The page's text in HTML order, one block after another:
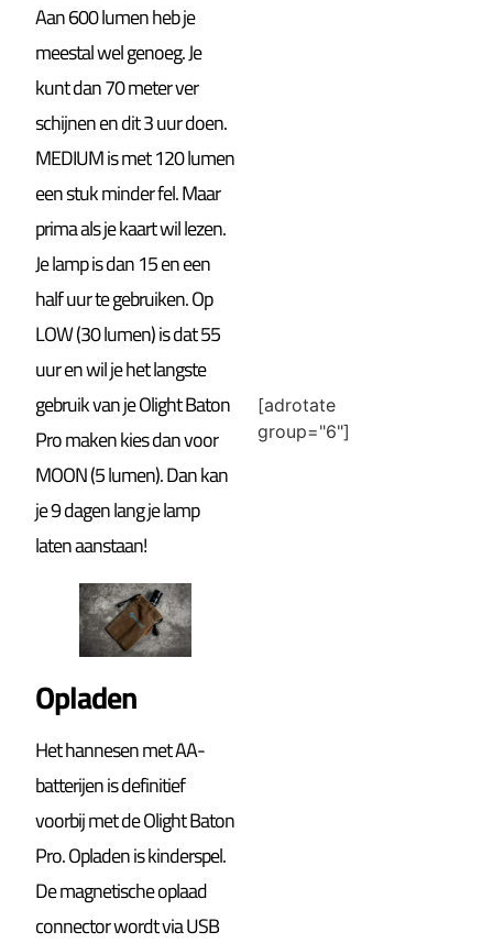
Aan 600 lumen heb je
meestal wel genoeg. Je
kunt dan 70 meter ver
schijnen en dit 3 uur doen.
MEDIUM is met 120 lumen
een stuk minder fel. Maar
prima als je kaart wil lezen.
Je lamp is dan 15 en een
half uur te gebruiken. Op
LOW (30 lumen) is dat 55
uur en wil je het langste
gebruik van je Olight Baton
Pro maken kies dan voor
MOON (5 lumen). Dan kan
je 9 dagen lang je lamp
laten aanstaan!
Opladen
Het hannesen met AA-
batterijen is definitief
voorbij met de Olight Baton
Pro. Opladen is kinderspel.
De magnetische oplaad
connector wordt via USB
[adrotate
group="6"]